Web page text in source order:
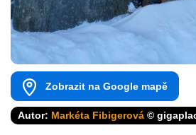
Zobrazit na Google mapě
Autor: Markéta Fibigerová ©